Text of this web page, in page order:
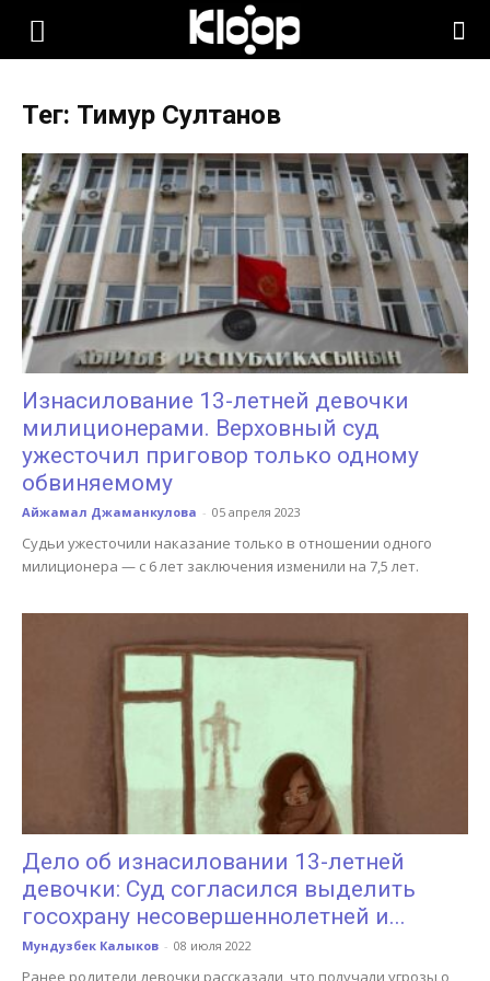
KLOOP.KG
Новости
Кыргызстана
Тег: Тимур Султанов
Изнасилование 13-летней девочки
милиционерами. Верховный суд
ужесточил приговор только одному
обвиняемому
Айжамал Джаманкулова - 05 апреля 2023
Судьи ужесточили наказание только в отношении одного
милиционера — с 6 лет заключения изменили на 7,5 лет.
Дело об изнасиловании 13-летней
девочки: Суд согласился выделить
госохрану несовершеннолетней и...
Мундузбек Калыков - 08 июля 2022
Ранее родители девочки рассказали, что получали угрозы о